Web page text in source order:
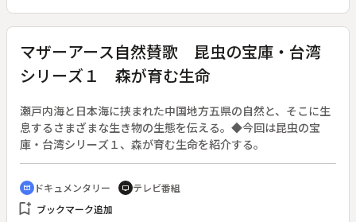
るものもいる。◆彼らは２年前まで仙台を代表する観光地、青
葉山をすみかにする野犬だった。本来捕獲後処分される運命に
あったが、捕獲作戦に協力した一人の男性が彼らの面倒を見る
事になったのだ。しかし、その時以来犬たちはあたかも心を閉
え、面倒を見る男性の愛情をまるで拒否するかのようだ。
マザーアース自然賛歌 昆虫の宝庫・台湾
シリーズ１ 森が育む生命
瀬戸内海と日本海に挟まれた中国地方五県の自然と、そこに生
息するさまざまな生き物の生態を伝える。◆今回は昆虫の宝
庫・台湾シリーズ１、森が育む生命を紹介する。
cinematic_blur ドキュメンタリー tv テレビ番組
bookmark_add ブックマーク追加